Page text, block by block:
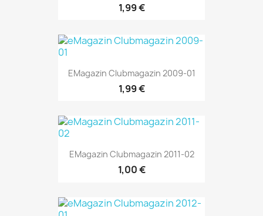
1,99 €
EMagazin Clubmagazin 2009-01
1,99 €
EMagazin Clubmagazin 2011-02
1,00 €